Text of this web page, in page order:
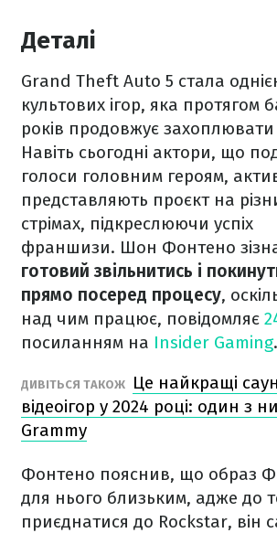
Деталі
Grand Theft Auto 5 стала
культових ігор, яка протягом
років продовжує
Навіть сьогодні актори, що
голоси головним героям,
представляють проєкт на
стрімах, підкреслюючи успіх
франшизи. Шон Фонтено
готовий звільнитись і
прямо посеред процесу,
над чим працює, повідомляє
посиланням на Insider Gaming.
ДИВІТЬСЯ ТАКОЖ
Це найкращі
відеоігор у 2024 році: один з
Grammy
Фонтено пояснив, що образ
для нього близьким, адже до
приєднатися до Rockstar, він